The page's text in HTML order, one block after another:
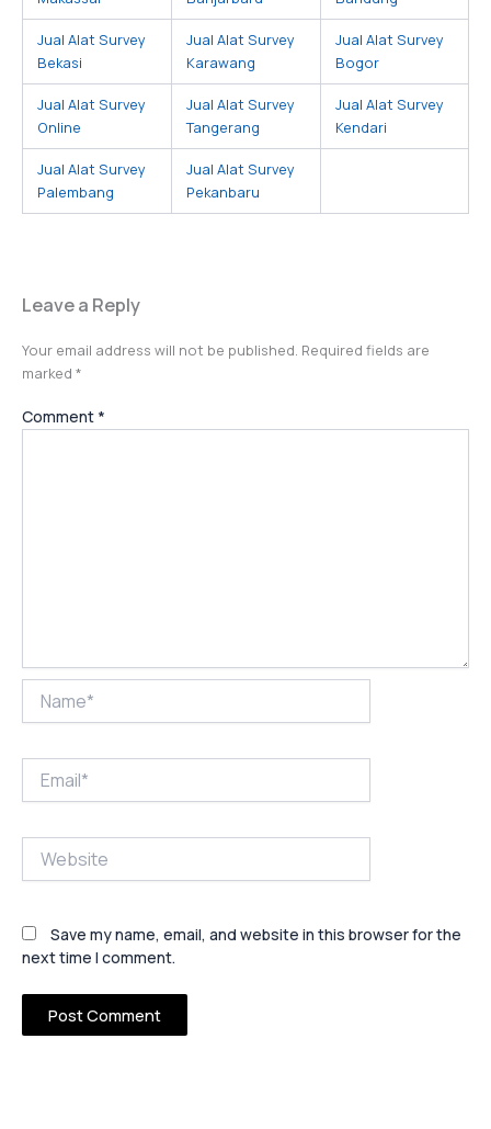
Jual Alat Survey
Bekasi
Jual Alat Survey
Karawang
Jual Alat Survey
Bogor
Jual Alat Survey
Online
Jual Alat Survey
Tangerang
Jual Alat Survey
Kendari
Jual Alat Survey
Palembang
Jual Alat Survey
Pekanbaru
Leave a Reply
Your email address will not be published. Required fields are
marked *
Comment *
Save my name, email, and website in this browser for the
next time I comment.